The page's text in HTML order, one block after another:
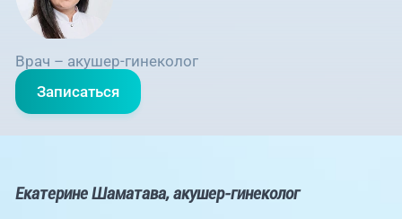
Врач – акушер-гинеколог
Записаться
Екатерине Шаматава, акушер-гинеколог